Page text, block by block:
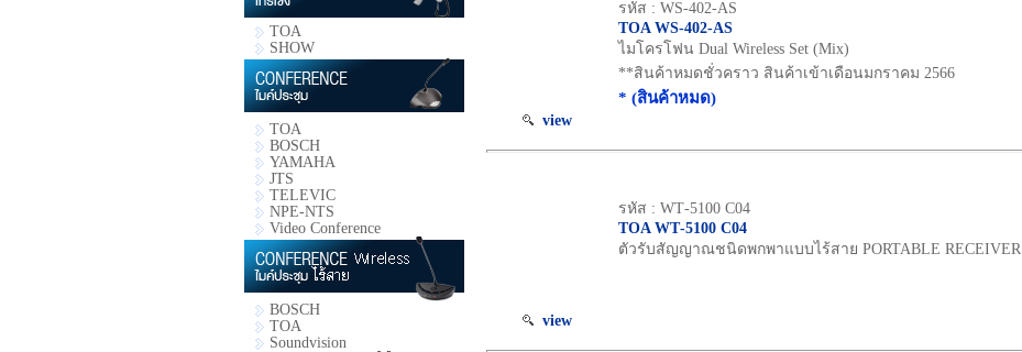
TOA
SHOW
TOA
BOSCH
YAMAHA
JTS
TELEVIC
NPE-NTS
Video Conference
BOSCH
TOA
Soundvision
view
รหัส : WS-402-AS
TOA WS-402-AS
ไมโครโฟน Dual Wireless Set (Mix)
**สินค้าหมดชั่วคราว สินค้าเข้าเดือนมกราคม 2566
* (สินค้าหมด)
view
รหัส : WT‐5100 C04
TOA WT‐5100 C04
ตัวรับสัญญาณชนิดพกพาแบบไร้สาย PORTABLE RECEIVER